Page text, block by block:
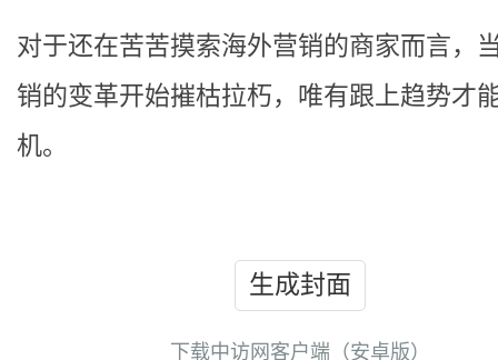
对于还在苦苦摸索海外营销的商家而言，
销的变革开始摧枯拉朽，唯有跟上趋势才
机。
生成封面
下载中访网客户端（安卓版）